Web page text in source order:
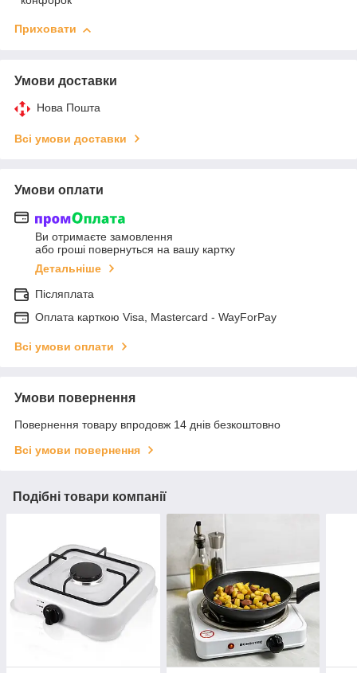
Приховати
Умови доставки
Нова Пошта
Всі умови доставки
Умови оплати
Ви отримаєте замовлення
або гроші повернуться на вашу картку
Детальніше
Післяплата
Оплата карткою Visa, Mastercard - WayForPay
Всі умови оплати
Умови повернення
Повернення товару впродовж 14 днів безкоштовно
Всі умови повернення
Подібні товари компанії